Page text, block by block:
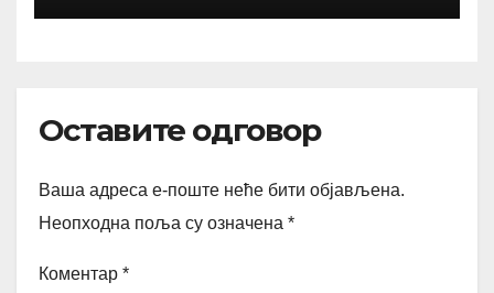
Оставите одговор
Ваша адреса е-поште неће бити објављена.
Неопходна поља су означена *
Коментар *